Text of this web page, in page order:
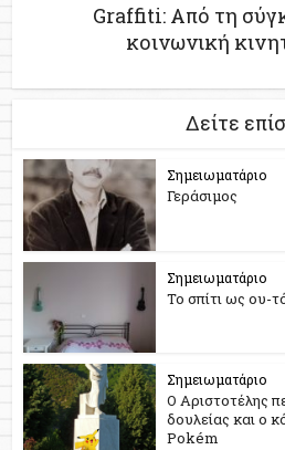
Graffiti: Από τη
κοινωνική
Δείτε
Σημειωματάριο
Γεράσιμος
Σημειωματάριο
Το σπίτι ως ου-
Σημειωματάριο
Ο Αριστοτέλης
δουλείας και ο
Pokém